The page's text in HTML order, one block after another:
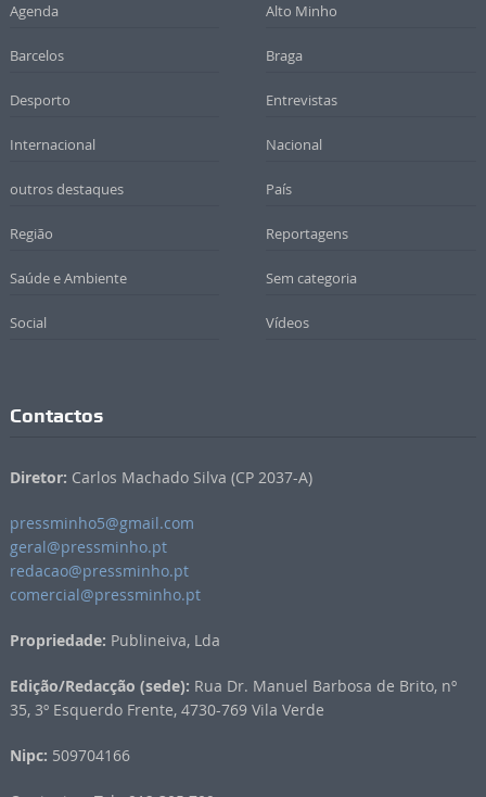
Agenda Alto Minho
Barcelos Braga
Desporto Entrevistas
Internacional Nacional
outros destaques País
Região Reportagens
Saúde e Ambiente Sem categoria
Social Vídeos
Contactos
Diretor: Carlos Machado Silva (CP 2037-A)
pressminho5@gmail.com
geral@pressminho.pt
redacao@pressminho.pt
comercial@pressminho.pt
Propriedade: Publineiva, Lda
Edição/Redacção (sede): Rua Dr. Manuel Barbosa de Brito, nº
35, 3º Esquerdo Frente, 4730-769 Vila Verde
Nipc: 509704166